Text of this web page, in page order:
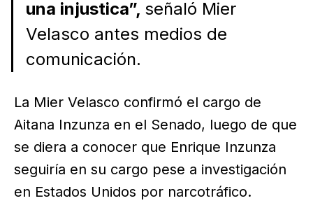
una injustica”, señaló Mier
Velasco antes medios de
comunicación.
La Mier Velasco confirmó el cargo de
Aitana Inzunza en el Senado, luego de que
se diera a conocer que Enrique Inzunza
seguiría en su cargo pese a investigación
en Estados Unidos por narcotráfico.